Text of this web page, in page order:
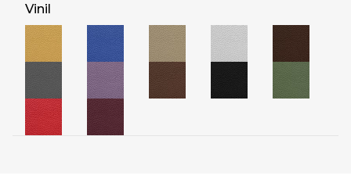
Vinil